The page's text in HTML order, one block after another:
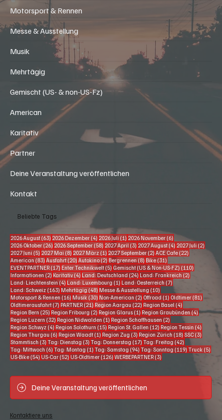
Motorsport & Rennen
Messe & Ausstellung
Musik
Mehrtägig
Gemischt (US- & non-US-Fz)
American
Karitativ
Partner
Deine Veranstaltung veröffentlichen
Kontakt
Beliebte Tags
2026 August (63) 63 Beiträge
2026 Dezember (4) 4 Beiträge
2026 Juli (1) 1 Beitrag
2026 November (6) 6 Beiträge
2026 Oktober (26) 26 Beiträge
2026 September (58) 58 Beiträge
2027 April (3) 3 Beiträge
2027 August (4) 4 Beiträge
2027 Juli (2)
2027 Juni (5) 5 Beiträge
2027 Mai (8) 8 Beiträge
2027 März (1) 1 Beitrag
2027 September (2) 2 Beiträge
ACE Cafe (22) 22 Beiträge
American (83) 83 Beiträge
Ausfahrt (20) 20 Beiträge
Autokino (2) 2 Beiträge
Bergrennen (8) 8 Beiträge
Bike (31)
EVENTPARTNER (17) 17 Beiträge
Enter Technikwelt (5) 5 Beiträge
Gemischt (US & Non-US-FZ) (110)
Informationen (2) 2 Beiträge
Karitativ (4) 4 Beiträge
Land: Deutschland (24) 24 Beiträge
Land: Frankreich (2)
Land: Liechtenstein (4) 4 Beiträge
Land: Luxembourg (1) 1 Beitrag
Land: Oesterreich (7)
Land: Schweiz (163) 163 Beiträge
Mehrtägig (48) 48 Beiträge
Messe & Ausstellung (10)
Motorsport & Rennen (16) 16 Beiträge
Musik (30) 30 Beiträge
Non-American (2) 2 Beiträge
Offroad (1) 1 Beitrag
Oldtimer (81)
Oldtimerausfahrt (7) 7 Beiträge
PARTNER (21) 21 Beiträge
Region Aargau (22) 22 Beiträge
Region Basel (4)
Region Bern (25) 25 Beiträge
Region Fribourg (2) 2 Beiträge
Region Glarus (1) 1 Beitrag
Region Graubünden (4)4 Beiträge
Region Luzern (32) 32 Beiträge
Region Nidwalden (1) 1 Beitrag
Region Schaffhausen (2)
Region Schwyz (4) 4 Beiträge
Region Solothurn (15) 15 Beiträge
Region St. Gallen (12) 12 Beiträge
Region Tessin (4) 4
Region Thurgau (6) 6 Beiträge
Region Waadt (1) 1 Beitrag
Region Zug (3) 3 Beiträge
Region Zürich (18) 18 Beiträge
SSC (3) 3
Stammtisch (3) 3 Beiträge
Tag: Dienstag (3) 3 Beiträge
Tag: Donnerstag (17) 17 Beiträge
Tag: Freitag (42)
Tag: Mittwoch (6) 6 Beiträge
Tag: Montag (1) 1 Beitrag
Tag: Samstag (94) 94 Beiträge
Tag: Sonntag (119) 119 Beiträge
Truck (5)
US-Bike (54) 54 Beiträge
US-Car (52) 52 Beiträge
US-Oldtimer (126) 126 Beiträge
WERBEPARTNER (3)
Deine Veranstaltung veröffentlichen
Kontaktiere uns